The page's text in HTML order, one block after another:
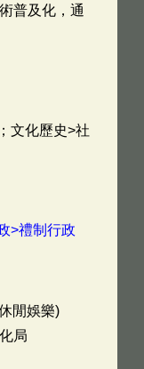
普及化，通
文化歷史>社
>禮制行政
閒娛樂)
局